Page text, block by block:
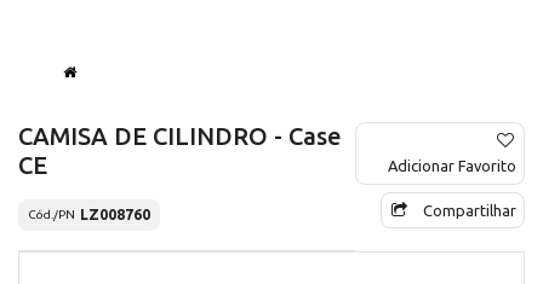
CAMISA DE CILINDRO - Case
CE
Cód./PN LZ008760
Adicionar Favorito
Compartilhar